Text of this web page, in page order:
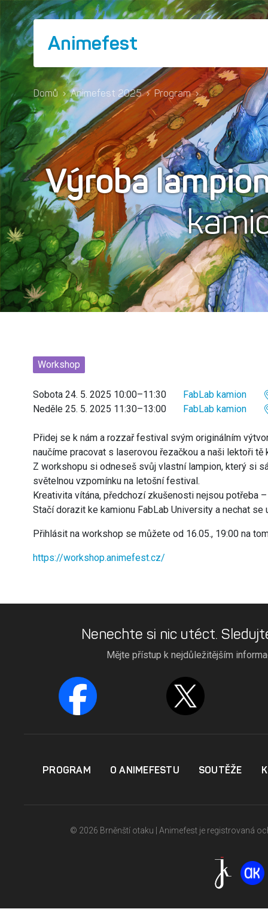
Animefest
Domů › Animefest 2025 › Program ›
Výroba
Workshop
Sobota 24. 5. 2025 10:00–11:30
FabLab kamion
Neděle 25. 5. 2025 11:30–13:00
FabLab kamion
Přidej se k nám a rozzař festival svým originálním
naučíme pracovat s laserovou řezačkou a naši lektoři
Z workshopu si odneseš svůj vlastní lampion, který si
světelnou vzpomínku na letošní festival.
Kreativita vítána, předchozí zkušenosti nejsou potřeba
Stačí dorazit ke kamionu FabLab University a nechat
Přihlásit na workshop se můžete od 16.05., 19:00 na
https://workshop.animefest.cz/
Nenechte si nic utéct.
Mějte přístup k nejdůležitějším
PROGRAM O ANIMEFESTU SOUTĚŽE
© 2026 Brněnští otaku | Animefest je registrovaná